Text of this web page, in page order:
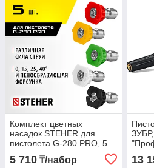
Комплект цветных
насадок STEHER для
пистолета G-280 PRO, 5
шт (75408-280-5)
5 710 ₸/набор 13